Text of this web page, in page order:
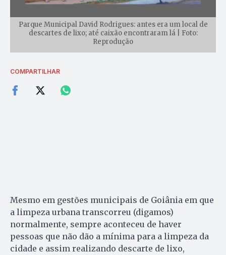
Parque Municipal David Rodrigues: antes era um local de
descartes de lixo; até caixão encontraram lá | Foto:
Reprodução
COMPARTILHAR
Mesmo em gestões municipais de Goiânia em que
a limpeza urbana transcorreu (digamos)
normalmente, sempre aconteceu de haver
pessoas que não dão a mínima para a limpeza da
cidade e assim realizando descarte de lixo,